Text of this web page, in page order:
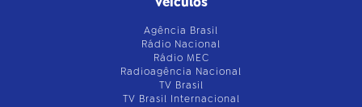
Agência Brasil
Rádio Nacional
Rádio MEC
Radioagência Nacional
TV Brasil
TV Brasil Internacional